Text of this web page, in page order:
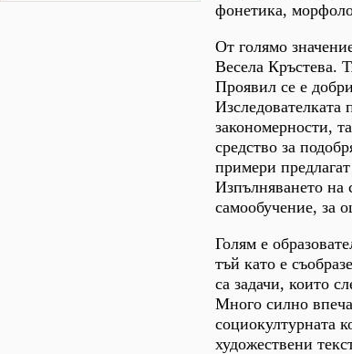
фонетика,
От голямо
Весела Кръстева.
Проявил се е
Изследователката
закономерности,
средство за
примери
Изпълняването на
самообучение, за
Голям е
тъй като е
са задачи, които
Много силно
социокултурната
художествени